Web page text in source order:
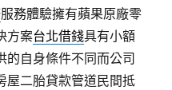
服務體驗擁有蘋果原廠零
方案台北借錢具有小額
的自身條件不同而公司
屋二胎貸款管道民間抵